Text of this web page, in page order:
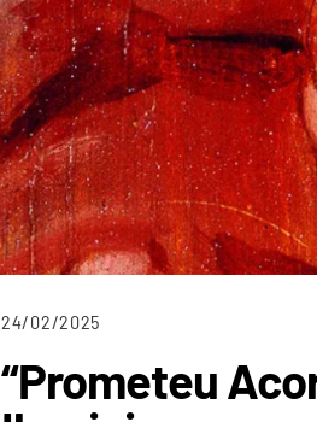
24/02/2025
“Prometeu